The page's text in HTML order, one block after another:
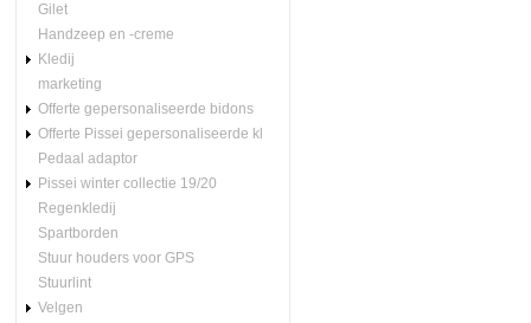
Gilet
Handzeep en -creme
Kledij
marketing
Offerte gepersonaliseerde bidons
Offerte Pissei gepersonaliseerde kl
Pedaal adaptor
Pissei winter collectie 19/20
Regenkledij
Spartborden
Stuur houders voor GPS
Stuurlint
Velgen